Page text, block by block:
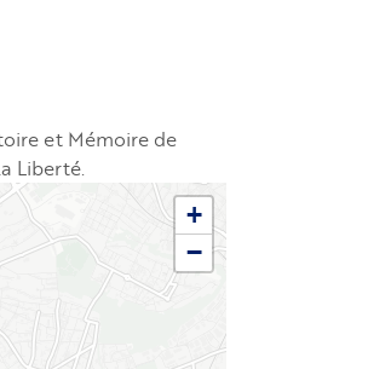
et Mémoire de
Liberté.
+
−